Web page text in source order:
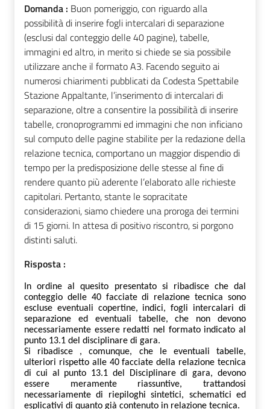
Domanda : Buon pomeriggio, con riguardo alla
possibilità di inserire fogli intercalari di separazione
(esclusi dal conteggio delle 40 pagine), tabelle,
immagini ed altro, in merito si chiede se sia possibile
utilizzare anche il formato A3. Facendo seguito ai
numerosi chiarimenti pubblicati da Codesta Spettabile
Stazione Appaltante, l’inserimento di intercalari di
separazione, oltre a consentire la possibilità di inserire
tabelle, cronoprogrammi ed immagini che non inficiano
sul computo delle pagine stabilite per la redazione della
relazione tecnica, comportano un maggior dispendio di
tempo per la predisposizione delle stesse al fine di
rendere quanto più aderente l’elaborato alle richieste
capitolari. Pertanto, stante le sopracitate
considerazioni, siamo chiedere una proroga dei termini
di 15 giorni. In attesa di positivo riscontro, si porgono
distinti saluti.
Risposta :
In ordine al quesito presentato si ribadisce che dal
conteggio delle 40 facciate di relazione tecnica sono
escluse eventuali copertine, indici, fogli intercalari di
separazione ed eventuali tabelle, che non devono
necessariamente essere redatt nel formato indicato al
punto 13.1 del discip linare di gara.
Si ribadisce , comunque, che le eventuali tabelle,
ulteriori rispetto alle 40 facciate della relazione tecnica
di cui al punto 13.1 del Disciplinare di gara,devono
essere meramente riassuntive,trattandosi
necessariamente di riepiloghi sintetici, schematici ed
esplicativi di quanto già contenuto in relazione tecnica.